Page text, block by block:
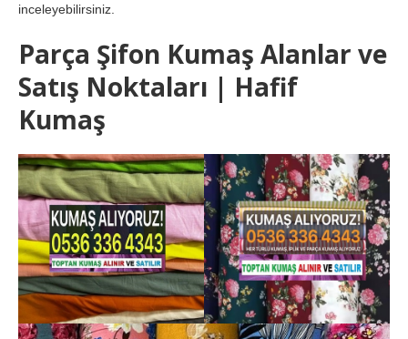
inceleyebilirsiniz.
Parça Şifon Kumaş Alanlar ve
Satış Noktaları | Hafif
Kumaş